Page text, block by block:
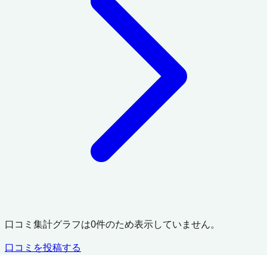
口コミ集計グラフは0件のため表示していません。
口コミを投稿する